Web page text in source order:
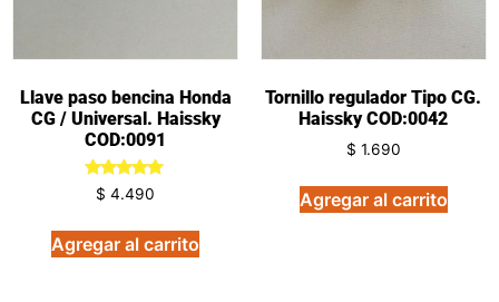
Llave paso bencina Honda
CG / Universal. Haissky
COD:0091
Valorado
en
de 5
$ 4.490
Agregar al carrito
Tornillo regulador Tipo CG.
Haissky COD:0042
$ 1.690
Agregar al carrito